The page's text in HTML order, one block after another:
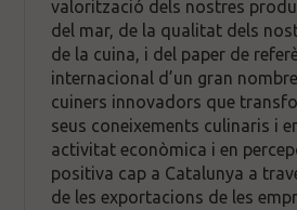
valorització dels nostres
del mar, de la qualitat dels
de la cuina, i del paper de
internacional d’un gran
cuiners innovadors que
seus coneixements culinaris i
activitat econòmica i en
positiva cap a Catalunya a
de les exportacions de les